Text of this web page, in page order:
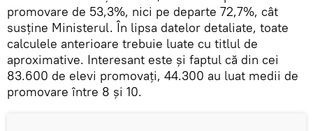
promovare de 53,3%, nici pe departe 72,7%, cât
susţine Ministerul. În lipsa datelor detaliate, toate
calculele anterioare trebuie luate cu titlul de
aproximative. Interesant este şi faptul că din cei
83.600 de elevi promovaţi, 44.300 au luat medii de
promovare între 8 şi 10.